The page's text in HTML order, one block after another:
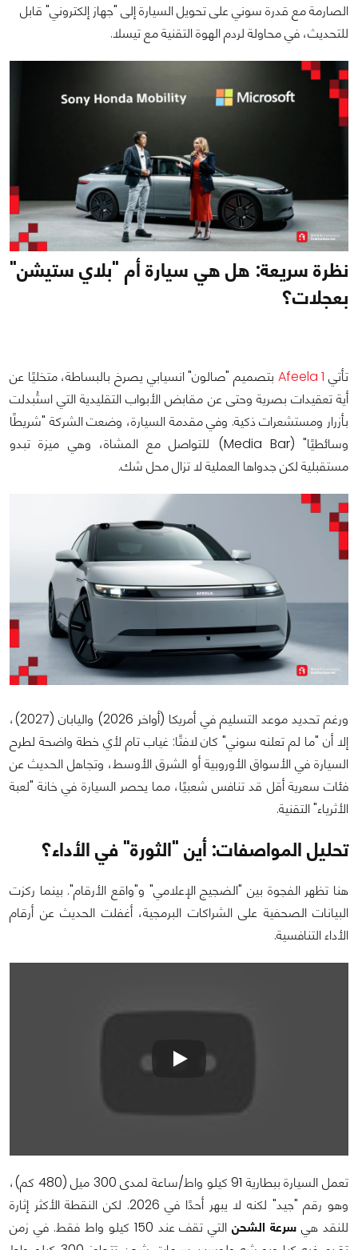
الصارمة مع قدرة سوني على تحويل السيارة إلى "جهاز إلكتروني" قابل
للتحديث، في محاولة لردم الهوة التقنية مع تيسلا.
نظرة سريعة: هل هي سيارة أم "بلاي ستيشن"
بعجلات؟
تأتي Afeela 1 بتصميم "صالون" انسيابي يصرخ بالبساطة، متخليًا عن
أية تعقيدات بصرية وحتى عن مقابض الأبواب التقليدية التي استُبدلت
بأزرار ومستشعرات ذكية. وفي مقدمة السيارة، وضعت الشركة "شريطًا
وسائطيًا" (Media Bar) للتواصل مع المشاة، وهي ميزة تبدو
مستقبلية لكن جدواها العملية لا تزال محل شك.
ورغم تحديد موعد التسليم في أمريكا (أواخر 2026) واليابان (2027)،
إلا أن "ما لم تعلنه سوني" كان لافتًا: غياب تام لأي خطة واضحة لطرح
السيارة في الأسواق الأوروبية أو الشرق الأوسط، وتجاهل الحديث عن
فئات سعرية أقل قد تنافس شعبيًا، مما يحصر السيارة في خانة "لعبة
الأثرياء" التقنية.
تحليل المواصفات: أين "الثورة" في الأداء؟
هنا تظهر الفجوة بين "الضجيج الإعلامي" و"واقع الأرقام". بينما ركزت
البيانات الصحفية على الشراكات البرمجية، أغفلت الحديث عن أرقام
الأداء التنافسية.
تعمل السيارة ببطارية 91 كيلو واط/ساعة لمدى 300 ميل (480 كم)،
وهو رقم "جيد" لكنه لا يبهر أحدًا في 2026. لكن النقطة الأكثر إثارة
للنقد هي سرعة الشحن
التي تقف عند 150 كيلو واط فقط. في زمن